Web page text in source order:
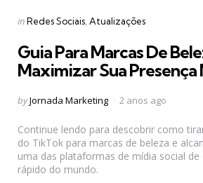
Categories
Posted
inRedes Sociais Atualizações
Guia Para Marcas De
Maximizar Sua Presença
Posted
byJornada Marketing 2 anos ago
Continue lendo para descobrir como
do TikTok para marcas de beleza e
uma das plataformas de mídia social
rápido do mundo.